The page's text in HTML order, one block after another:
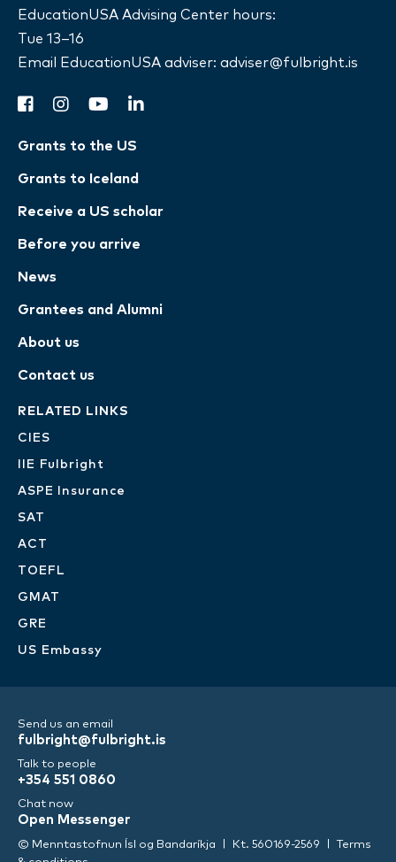
EducationUSA Advising Center hours:
Tue 13–16
Email EducationUSA adviser: adviser@fulbright.is
facebook
instagram
youtubelinkedin
Grants to the US
Grants to Iceland
Receive a US scholar
Before you arrive
News
Grantees and Alumni
About us
Contact us
RELATED LINKS
CIES
IIE Fulbright
ASPE Insurance
SAT
ACT
TOEFL
GMAT
GRE
US Embassy
Send us an email
fulbright@fulbright.is
Talk to people
+354 551 0860
Chat now
Open Messenger
© Menntastofnun Ísl og Bandaríkja Kt. 560169-2569
Terms